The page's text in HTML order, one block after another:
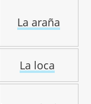
La araña
La loca